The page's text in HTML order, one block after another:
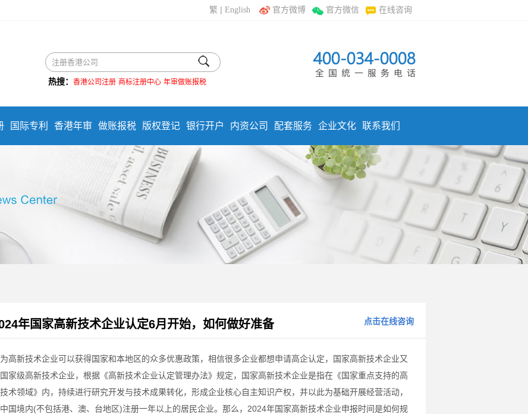
繁 |English 官方微博 官方微信 在线咨询
热搜： 香港公司注册 商标注册中心 年审做账报税
国际专利 香港年审 做账报税 版权登记 银行开户 内资公司 配套服务 企业文化 联系我们
年国家高新技术企业认定6月开始，如何做好准备 点击在线咨询
高新技术企业可以获得国家和本地区的众多优惠政策，相信很多企业都想申请高企认定，国家高新技术企业又
家级高新技术企业，根据《高新技术企业认定管理办法》规定，国家高新技术企业是指在《国家重点支持的高
术领域》内，持续进行研究开发与技术成果转化，形成企业核心自主知识产权，并以此为基础开展经营活动，
国境内(不包括港、澳、台地区)注册一年以上的居民企业。那么，2024年国家高新技术企业申报时间是如何规